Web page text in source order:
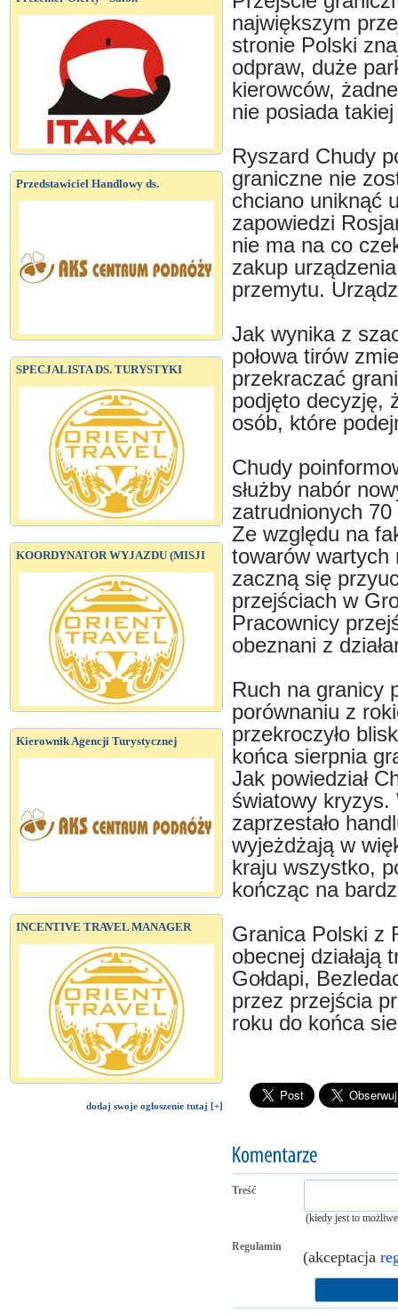
Przedstawiciel Handlowy ds.
SPECJALISTA DS. TURYSTYKI
KOORDYNATOR WYJAZDU (MISJI
Kierownik Agencji Turystycznej
INCENTIVE TRAVEL MANAGER
dodaj swoje ogłoszenie tutaj [+]
największym
stronie Polski
odpraw, duże
kierowców,
nie posiada
Ryszard Chudy
graniczne nie
chciano uniknąć
zapowiedzi
nie ma na co
zakup
przemytu.
Jak wynika z
połowa tirów
przekraczać
podjęto decyzję,
osób, które
Chudy
służby nabór
zatrudnionych
Ze względu na
towarów wartych
zaczną się
przejściach w
Pracownicy
obeznani z
Ruch na granicy
porównaniu z
przekroczyło
końca sierpnia
Jak powiedział
światowy kryzys.
zaprzestało
wyjeżdżają w
kraju wszystko,
kończąc na
Granica Polski z
obecnej działają
Gołdapi,
przez przejścia
roku do końca
Treść
(kiedy jest to
Regulamin
(akceptacja